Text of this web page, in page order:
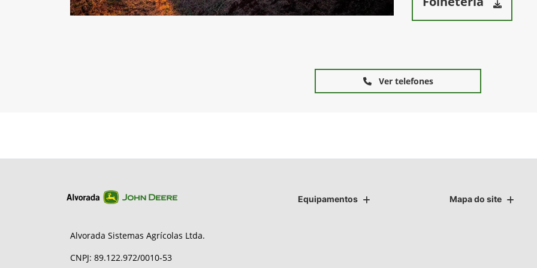
Ver telefones
Equipamentos Mapa do site
Alvorada Sistemas Agrícolas Ltda.
CNPJ: 89.122.972/0010-53